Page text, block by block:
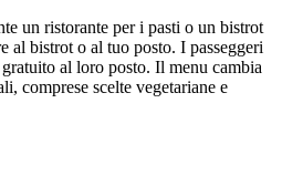
un ristorante per i pasti o un bistrot
al bistrot o al tuo posto. I passeggeri
al loro posto. Il menu cambia
comprese scelte vegetariane e